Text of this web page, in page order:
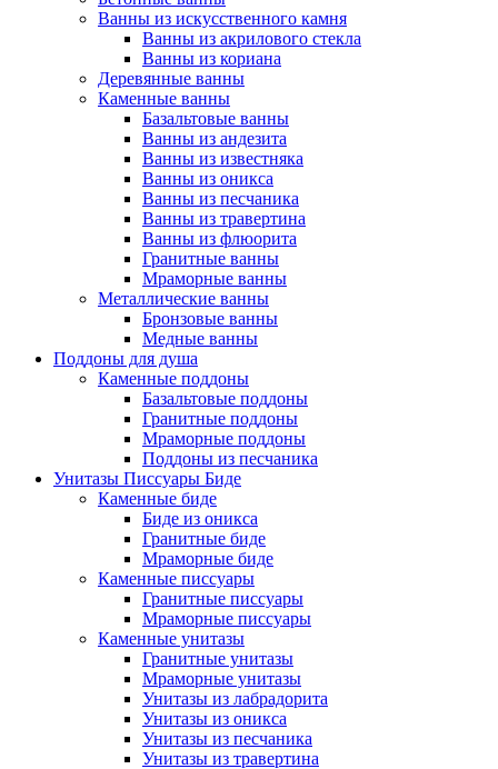
Ванны из искусственного камня
Ванны из акрилового стекла
Ванны из кориана
Деревянные ванны
Каменные ванны
Базальтовые ванны
Ванны из андезита
Ванны из известняка
Ванны из оникса
Ванны из песчаника
Ванны из травертина
Ванны из флюорита
Гранитные ванны
Мраморные ванны
Металлические ванны
Бронзовые ванны
Медные ванны
Поддоны для душа
Каменные поддоны
Базальтовые поддоны
Гранитные поддоны
Мраморные поддоны
Поддоны из песчаника
Унитазы Писсуары Биде
Каменные биде
Биде из оникса
Гранитные биде
Мраморные биде
Каменные писсуары
Гранитные писсуары
Мраморные писсуары
Каменные унитазы
Гранитные унитазы
Мраморные унитазы
Унитазы из лабрадорита
Унитазы из оникса
Унитазы из песчаника
Унитазы из травертина